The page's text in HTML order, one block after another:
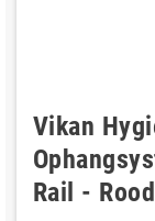
Vikan
Rail - Rood